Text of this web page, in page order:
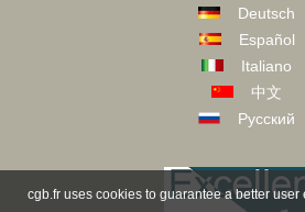
Deutsch
Español
Italiano
中文
Русский
cgb.fr uses cookies to guarantee a better